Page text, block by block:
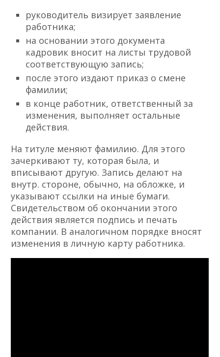
руководитель визирует заявление
работника;
на основании этого документа
кадровик вносит на листы трудовой
соответствующую запись;
после этого издают приказ о смене
фамилии;
в конце работник, ответственный за
изменения, выполняет остальные
действия.
На титуле меняют фамилию. Для этого
зачеркивают ту, которая была, и
вписывают другую. Запись делают на
внутр. стороне, обычно, на обложке, и
указывают ссылки на иные бумаги.
Свидетельством об окончании этого
действия является подпись и печать
компании. В аналогичном порядке вносят
изменения в личную карту работника.